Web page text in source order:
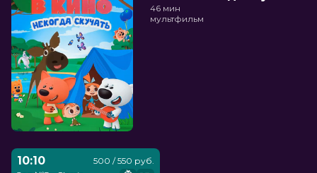
46 мин
мультфильм
10:10
500 / 550 руб.